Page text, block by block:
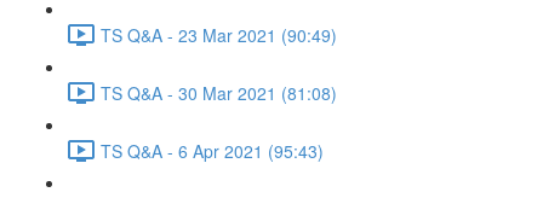
TS Q&A - 23 Mar 2021 (90:49)
TS Q&A - 30 Mar 2021 (81:08)
TS Q&A - 6 Apr 2021 (95:43)